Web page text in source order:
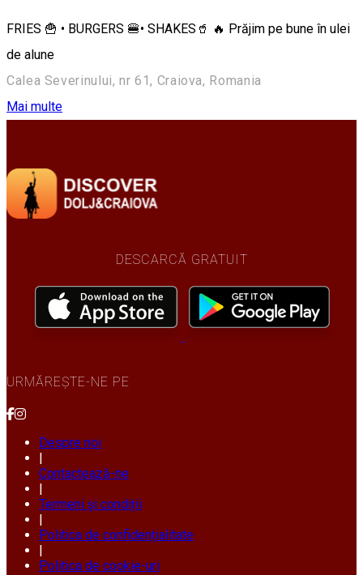
FRIES 🍟 • BURGERS 🍔• SHAKES🥤 🔥 Prăjim pe bune în ulei
de alune
Calea Severinului, nr 61, Craiova, Romania
Mai multe
DESCARCĂ GRATUIT
URMĂREȘTE-NE PE
Despre noi
Contactează-ne
Termeni și condiții
Politica de confidențialitate
Politica de cookie-uri